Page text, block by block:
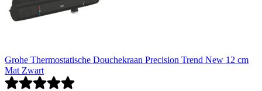
Grohe Thermostatische Douchekraan Precision Trend New 12 cm
Mat Zwart